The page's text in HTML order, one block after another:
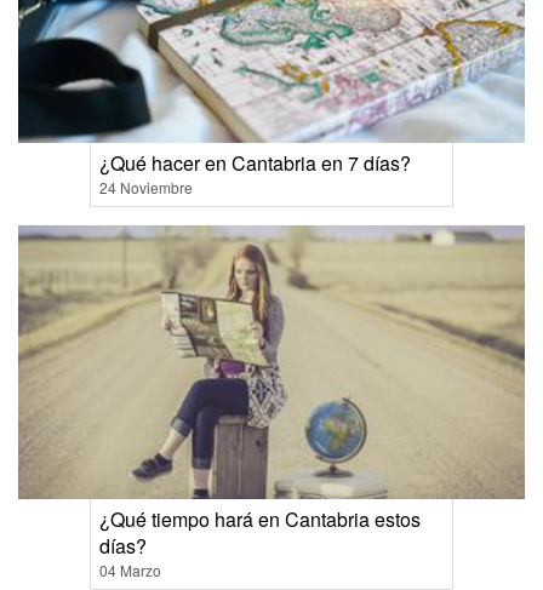
¿Qué hacer en Cantabria en 7 días?
24 Noviembre
¿Qué tiempo hará en Cantabria estos
días?
04 Marzo